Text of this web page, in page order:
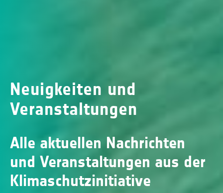
Neuigkeiten und
Veranstaltungen
Alle aktuellen Nachrichten
und Veranstaltungen aus der
Klimaschutzinitiative